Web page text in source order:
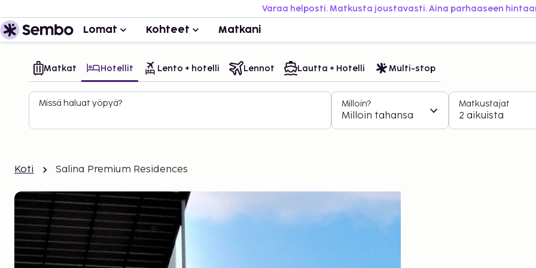
Varaa helposti. Matkusta joustavasti. Aina parhaaseen
Lomat Kohteet Matkani
Matkat Hotellit Lento + hotelli Lennot Lautta + Hotelli Multi-stop
Missä haluat yöpyä? Milloin?
Milloin tahansa
Matkustajat
2 aikuista
Koti Salina Premium Residences